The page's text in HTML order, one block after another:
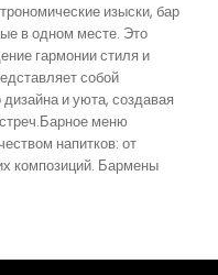
изыски, бар
в одном месте. Это
гармонии стиля и
собой
и уюта, создавая
меню
напитков: от
композиций. Бармены